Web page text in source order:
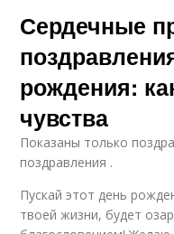
Сердечные
рождения:
чувства
Показаны только
поздравления .
Пускай этот день
твоей жизни, будет